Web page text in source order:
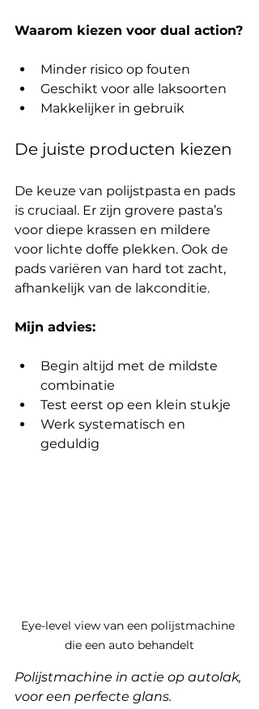
Waarom kiezen voor dual action?
Minder risico op fouten
Geschikt voor alle laksoorten
Makkelijker in gebruik
De juiste producten kiezen
De keuze van polijstpasta en pads
is cruciaal. Er zijn grovere pasta’s
voor diepe krassen en mildere
voor lichte doffe plekken. Ook de
pads variëren van hard tot zacht,
afhankelijk van de lakconditie.
Mijn advies:
Begin altijd met de mildste
combinatie
Test eerst op een klein stukje
Werk systematisch en
geduldig
Eye-level view van een polijstmachine
die een auto behandelt
Polijstmachine in actie op autolak,
voor een perfecte glans.